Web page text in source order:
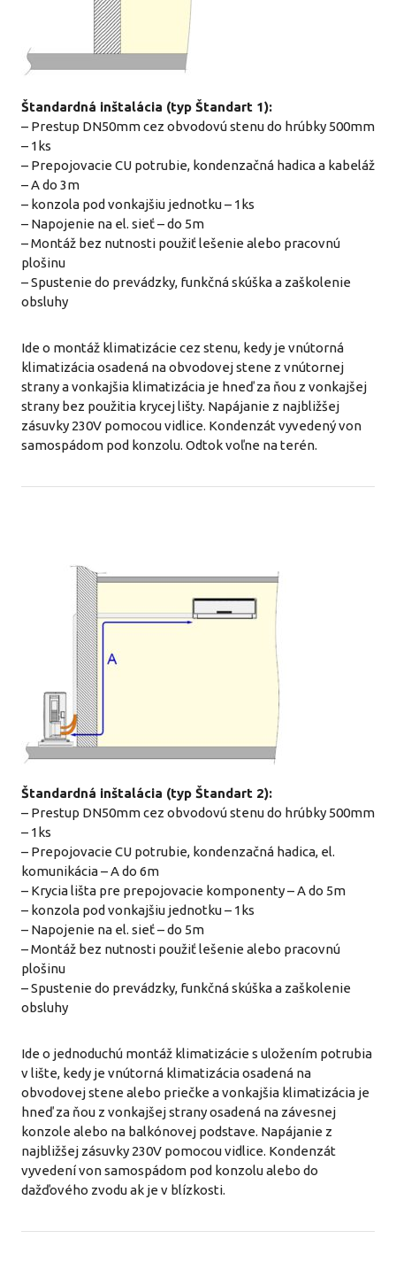
Štandardná inštalácia (typ Štandart 1):
– Prestup DN50mm cez obvodovú stenu do hrúbky 500mm
– 1ks
– Prepojovacie CU potrubie, kondenzačná hadica a kabeláž
– A do 3m
– konzola pod vonkajšiu jednotku – 1ks
– Napojenie na el. sieť – do 5m
– Montáž bez nutnosti použiť lešenie alebo pracovnú
plošinu
– Spustenie do prevádzky, funkčná skúška a zaškolenie
obsluhy
Ide o montáž klimatizácie cez stenu, kedy je vnútorná
klimatizácia osadená na obvodovej stene z vnútornej
strany a vonkajšia klimatizácia je hneď za ňou z vonkajšej
strany bez použitia krycej lišty. Napájanie z najbližšej
zásuvky 230V pomocou vidlice. Kondenzát vyvedený von
samospádom pod konzolu. Odtok voľne na terén.
Štandardná inštalácia (typ Štandart 2):
– Prestup DN50mm cez obvodovú stenu do hrúbky 500mm
– 1ks
– Prepojovacie CU potrubie, kondenzačná hadica, el.
komunikácia – A do 6m
– Krycia lišta pre prepojovacie komponenty – A do 5m
– konzola pod vonkajšiu jednotku – 1ks
– Napojenie na el. sieť – do 5m
– Montáž bez nutnosti použiť lešenie alebo pracovnú
plošinu
– Spustenie do prevádzky, funkčná skúška a zaškolenie
obsluhy
Ide o jednoduchú montáž klimatizácie s uložením potrubia
v lište, kedy je vnútorná klimatizácia osadená na
obvodovej stene alebo priečke a vonkajšia klimatizácia je
hneď za ňou z vonkajšej strany osadená na závesnej
konzole alebo na balkónovej podstave. Napájanie z
najbližšej zásuvky 230V pomocou vidlice. Kondenzát
vyvedení von samospádom pod konzolu alebo do
dažďového zvodu ak je v blízkosti.